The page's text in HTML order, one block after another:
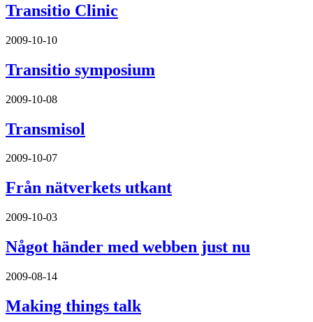
Transitio Clinic
2009-10-10
Transitio symposium
2009-10-08
Transmisol
2009-10-07
Från nätverkets utkant
2009-10-03
Något händer med webben just nu
2009-08-14
Making things talk